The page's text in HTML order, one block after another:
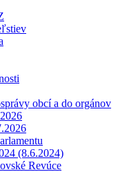
obcí a do orgánov
(8.6.2024)
Revúce